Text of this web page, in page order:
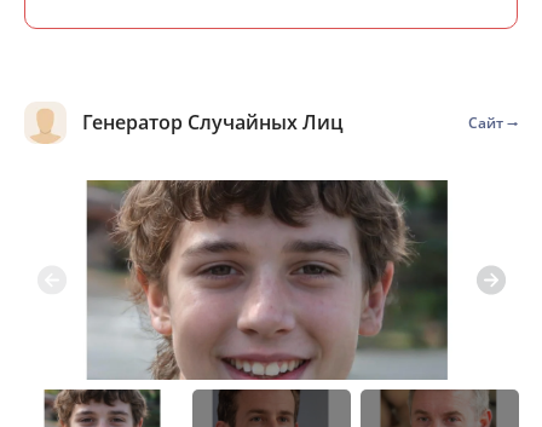
Генератор Случайных Лиц Сайт